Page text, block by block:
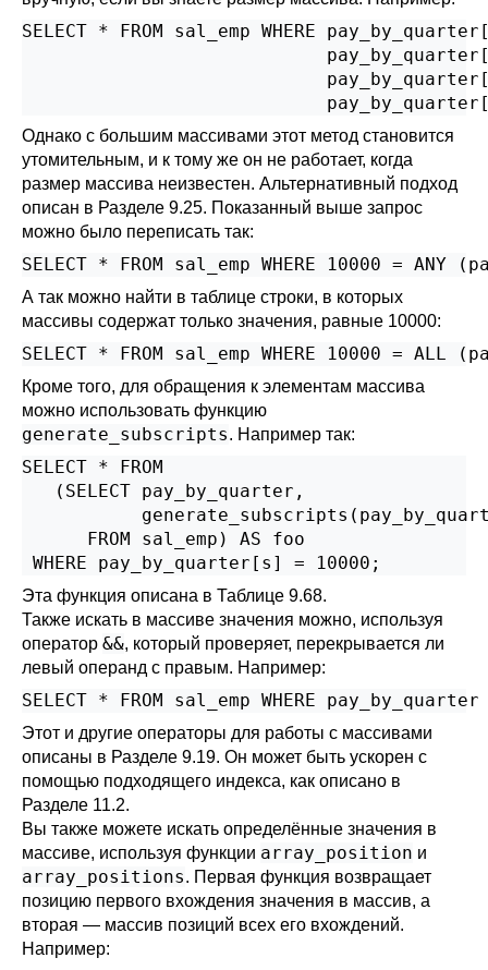
SELECT * FROM sal_emp WHERE
Однако с большим массивами этот метод становится
утомительным, и к тому же он не работает, когда
размер массива неизвестен. Альтернативный подход
описан в Разделе 9.25. Показанный выше запрос
можно было переписать так:
SELECT * FROM sal_emp WHERE 10000 = ANY
А так можно найти в таблице строки, в которых
массивы содержат только значения, равные 10000:
SELECT * FROM sal_emp WHERE 10000 = ALL
Кроме того, для обращения к элементам массива
можно использовать функцию
generate_subscripts. Например так:
SELECT * FROM
   (SELECT pay_by_quarter,
      FROM sal_emp) AS foo
WHERE pay_by_quarter[s] = 10000;
Эта функция описана в Таблице 9.68.
Также искать в массиве значения можно, используя
оператор &&, который проверяет, перекрывается ли
левый операнд с правым. Например:
SELECT * FROM sal_emp WHERE
Этот и другие операторы для работы с массивами
описаны в Разделе 9.19. Он может быть ускорен с
помощью подходящего индекса, как описано в
Разделе 11.2.
Вы также можете искать определённые значения в
массиве, используя функции array_position и
array_positions. Первая функция возвращает
позицию первого вхождения значения в массив, а
вторая — массив позиций всех его вхождений.
Например: